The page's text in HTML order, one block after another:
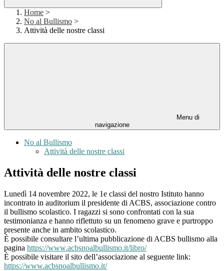
Home >
No al Bullismo >
Attività delle nostre classi
Menu di
navigazione
No al Bullismo
Attività delle nostre classi
Attività delle nostre classi
Lunedì 14 novembre 2022, le 1e classi del nostro Istituto hanno
incontrato in auditorium il presidente di ACBS, associazione contro
il bullismo scolastico. I ragazzi si sono confrontati con la sua
testimonianza e hanno riflettuto su un fenomeno grave e purtroppo
presente anche in ambito scolastico.
È possibile consultare l’ultima pubblicazione di ACBS bullismo alla
pagina https://www.acbsnoalbullismo.it/libro/
È possibile visitare il sito dell’associazione al seguente link:
https://www.acbsnoalbullismo.it/